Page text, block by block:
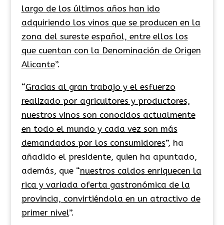
largo de los últimos años han ido
adquiriendo los vinos que se producen en la
zona del sureste español, entre ellos los
que cuentan con la Denominación de Origen
Alicante”.
“Gracias al gran trabajo y el esfuerzo
realizado por agricultores y productores,
nuestros vinos son conocidos actualmente
en todo el mundo y cada vez son más
demandados por los consumidores”, ha
añadido el presidente, quien ha apuntado,
además, que “nuestros caldos enriquecen la
rica y variada oferta gastronómica de la
provincia, convirtiéndola en un atractivo de
primer nivel”.